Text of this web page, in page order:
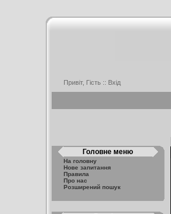
Привіт, Гість :: Вхід
Головне меню
На головну
Нове запитання
Правила
Про нас
Розширений пошук